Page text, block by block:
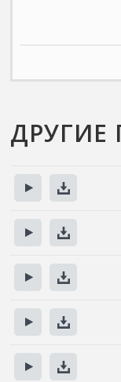
ДРУГИЕ